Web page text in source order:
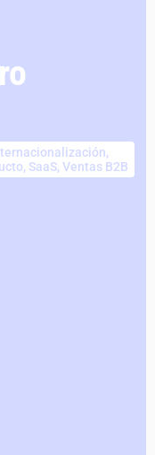
,
, SaaS, Ventas B2B